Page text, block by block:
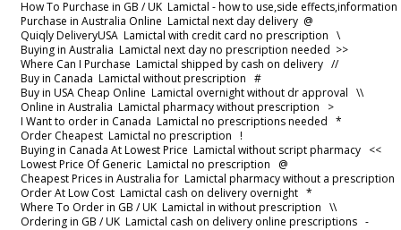
How To Purchase in GB / UK Lamictal - how to use,side
Purchase in Australia Online Lamictal next day delivery @
Quiqly DeliveryUSA Lamictal with credit card no prescription \
Buying in Australia Lamictal next day no prescription needed >>
Where Can I Purchase Lamictal shipped by cash on delivery //
Buy in Canada Lamictal without prescription #
Buy in USA Cheap Online Lamictal overnight without dr approval \\
Online in Australia Lamictal pharmacy without prescription >
I Want to order in Canada Lamictal no prescriptions needed *
Order Cheapest Lamictal no prescription !
Buying in Canada At Lowest Price Lamictal without script pharmacy <<
Lowest Price Of Generic Lamictal no prescription @
Cheapest Prices in Australia for Lamictal pharmacy without a
Order At Low Cost Lamictal cash on delivery overnight *
Where To Order in GB / UK Lamictal in without prescription \\
Ordering in GB / UK Lamictal cash on delivery online prescriptions -